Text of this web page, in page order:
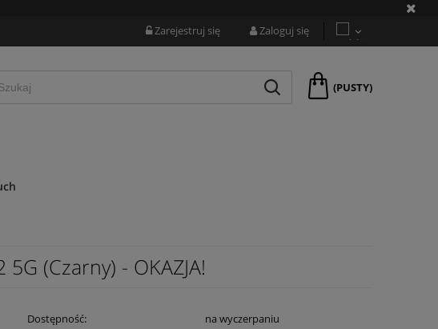
Zarejestruj się Zaloguj się
(PUSTY)
(Czarny) - OKAZJA!
Dostępność:
na wyczerpaniu